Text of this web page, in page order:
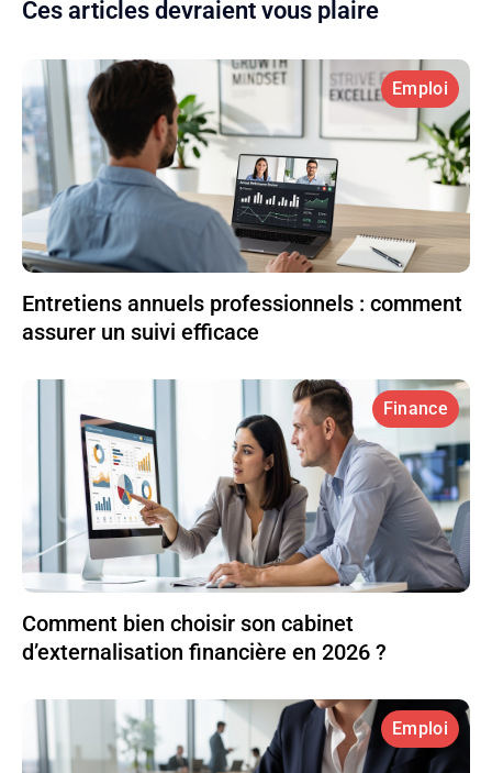
Ces articles devraient vous plaire
Emploi
Entretiens annuels professionnels : comment
assurer un suivi efficace
Finance
Comment bien choisir son cabinet
d’externalisation financière en 2026 ?
Emploi